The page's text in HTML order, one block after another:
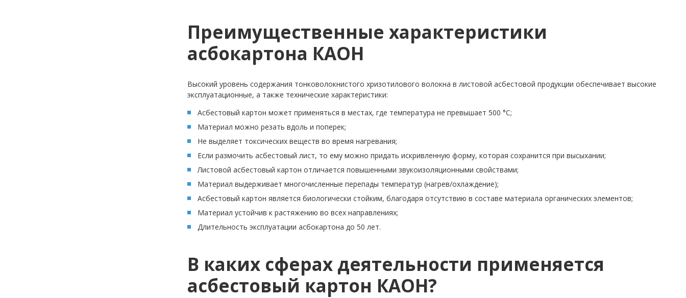
Преимущественные характеристики
асбокартона КАОН
Высокий уровень содержания тонковолокнистого хризотилового волокна в листовой асбестовой продукции обеспечивает высокие
эксплуатационные, а также технические характеристики:
Асбестовый картон может применяться в местах, где температура не превышает 500 °С;
Материал можно резать вдоль и поперек;
Не выделяет токсических веществ во время нагревания;
Если размочить асбестовый лист, то ему можно придать искривленную форму, которая сохранится при высыхании;
Листовой асбестовый картон отличается повышенными звукоизоляционными свойствами;
Материал выдерживает многочисленные перепады температур (нагрев/охлаждение);
Асбестовый картон является биологически стойким, благодаря отсутствию в составе материала органических элементов;
Материал устойчив к растяжению во всех направлениях;
Длительность эксплуатации асбокартона до 50 лет.
В каких сферах деятельности применяется
асбестовый картон КАОН?